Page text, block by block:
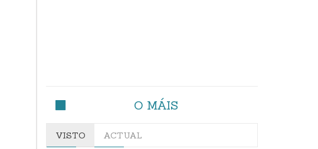
O MÁIS
VISTO ACTUAL